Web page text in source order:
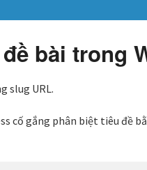
bài trong
slug URL.
cố gắng phân biệt tiêu đề